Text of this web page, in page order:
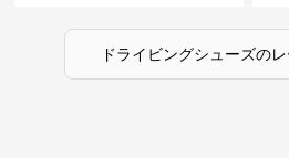
ドライビングシューズの